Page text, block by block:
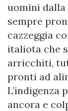
uomini
sempre
cazzeggia
italiota che
arricchiti,
pronti ad
L’indigenza
ancora e